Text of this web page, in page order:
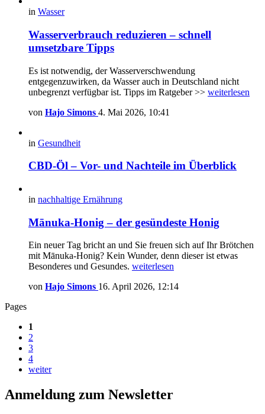
in Wasser
Wasserverbrauch reduzieren – schnell
umsetzbare Tipps
Es ist notwendig, der Wasserverschwendung
entgegenzuwirken, da Wasser auch in Deutschland nicht
unbegrenzt verfügbar ist. Tipps im Ratgeber >> weiterlesen
von Hajo Simons 4. Mai 2026, 10:41
in Gesundheit
CBD-Öl – Vor- und Nachteile im Überblick
in nachhaltige Ernährung
Mānuka-Honig – der gesündeste Honig
Ein neuer Tag bricht an und Sie freuen sich auf Ihr Brötchen
mit Mānuka-Honig? Kein Wunder, denn dieser ist etwas
Besonderes und Gesundes. weiterlesen
von Hajo Simons 16. April 2026, 12:14
Pages
1
2
3
4
weiter
Anmeldung zum Newsletter